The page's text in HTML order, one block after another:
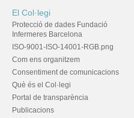
El Col·legi
Protecció de dades Fundació
Infermeres Barcelona
ISO-9001-ISO-14001-RGB.png
Com ens organitzem
Consentiment de comunicacions
Què és el Col·legi
Portal de transparència
Publicacions